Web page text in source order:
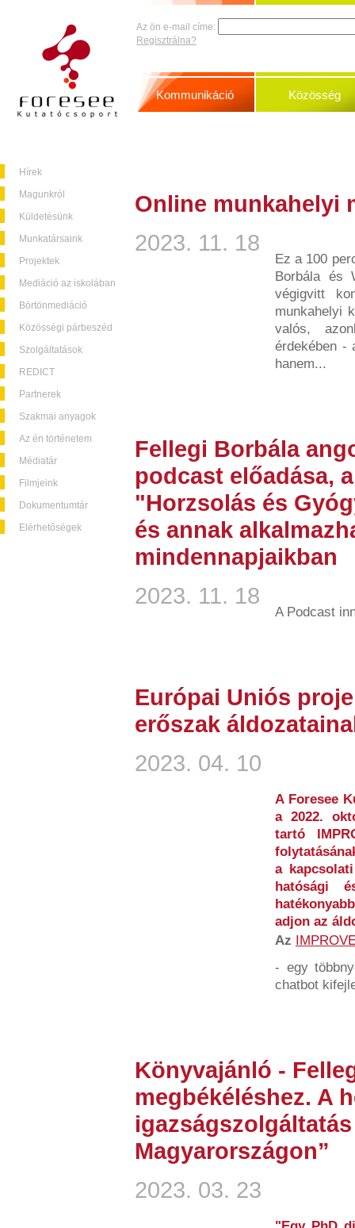
Hírek
Magunkról
Küldetésünk
Munkatársaink
Projektek
Mediáció az iskolában
Börtönmediáció
Közösségi párbeszéd
Szolgáltatások
REDICT
Partnerek
Szakmai anyagok
Az én történetem
Médiatár
Filmjeink
Dokumentumtár
Elérhetőségek
Az ön e-mail címe:
Regisztrálna?
Kommunikáció Közösség
Online munkahelyi
2023. 11. 18
Ez a 100
Borbála és
végigvitt
munkahelyi
valós,
érdekében -
hanem...
Fellegi Borbála
podcast előadása,
"Horzsolás és
és annak
mindennapjaikban
2023. 11. 18
A Podcast
Európai Uniós
erőszak
2023. 04. 10
A Foresee
a 2022.
tartó
a
hatósági
adjon az
Az
- egy
chatbot
Könyvajánló -
megbékéléshez. A
Magyarországon”
2023. 03. 23